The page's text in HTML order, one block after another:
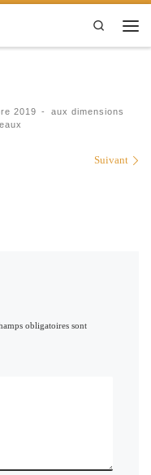
Search
2019 -
aux dimensions
Suivant
obligatoires sont